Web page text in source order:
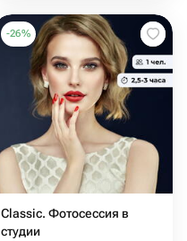
-26%
Classic. Фотосессия в
студии